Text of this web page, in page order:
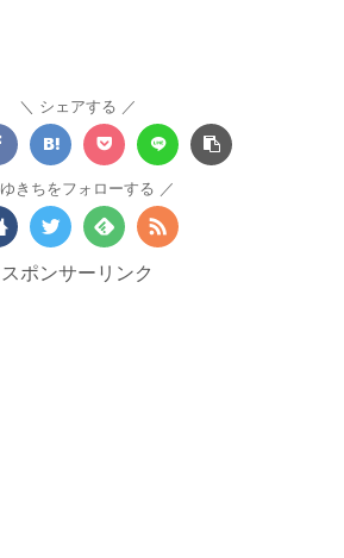
シェアする
ゆきちをフォローする
スポンサーリンク